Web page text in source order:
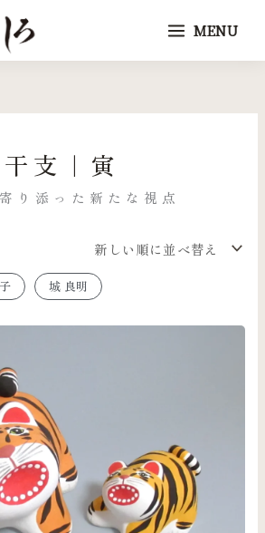
MENU
干支｜寅
り添った新たな視点
城 良明